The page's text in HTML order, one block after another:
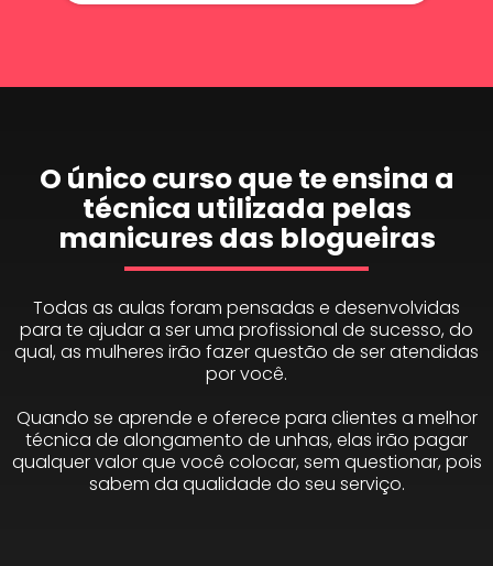
O único curso que te ensina a
técnica utilizada pelas
manicures das blogueiras
Todas as aulas foram pensadas e desenvolvidas
para te ajudar a ser uma profissional de sucesso, do
qual, as mulheres irão fazer questão de ser atendidas
por você.
Quando se aprende e oferece para clientes a melhor
técnica de alongamento de unhas, elas irão pagar
qualquer valor que você colocar, sem questionar, pois
sabem da qualidade do seu serviço.